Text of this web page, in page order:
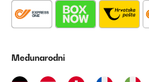
Prevedi
Međunarodni